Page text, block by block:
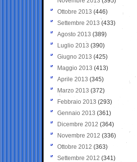
Ottobre 2013 (446)
Settembre 2013 (433)
Agosto 2013 (389)
Luglio 2013 (390)
Giugno 2013 (425)
Maggio 2013 (413)
Aprile 2013 (345)
Marzo 2013 (372)
Febbraio 2013 (293)
Gennaio 2013 (361)
Dicembre 2012 (364)
Novembre 2012 (336)
Ottobre 2012 (363)
Settembre 2012 (341)